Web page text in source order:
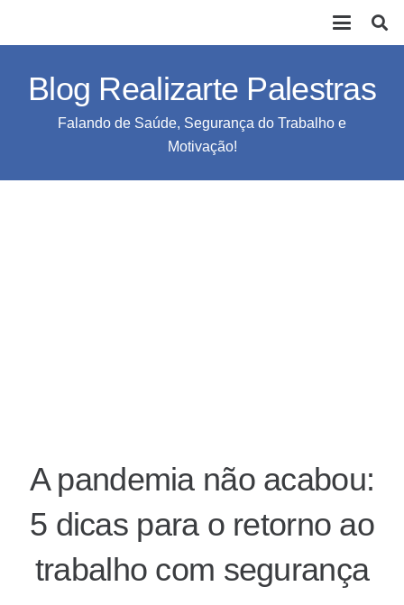
Blog Realizarte Palestras
Falando de Saúde, Segurança do Trabalho e
Motivação!
A pandemia não acabou:
5 dicas para o retorno ao
trabalho com segurança